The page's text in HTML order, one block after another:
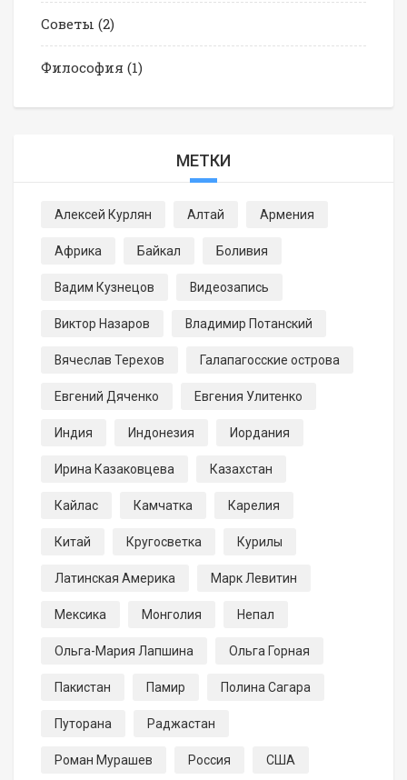
Советы (2)
Философия (1)
МЕТКИ
Алексей Курлян Алтай Армения
Африка Байкал Боливия
Вадим Кузнецов Видеозапись
Виктор Назаров Владимир Потанский
Вячеслав Терехов Галапагосские острова
Евгений Дяченко Евгения Улитенко
Индия Индонезия Иордания
Ирина Казаковцева Казахстан
Кайлас Камчатка Карелия
Китай Кругосветка Курилы
Латинская Америка Марк Левитин
Мексика Монголия Непал
Ольга-Мария Лапшина Ольга Горная
Пакистан Памир Полина Сагара
Путорана Раджастан
Роман Мурашев Россия США